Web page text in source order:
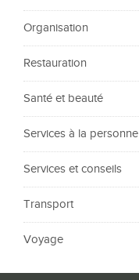
Organisation
Restauration
Santé et beauté
Services à la personne
Services et conseils
Transport
Voyage